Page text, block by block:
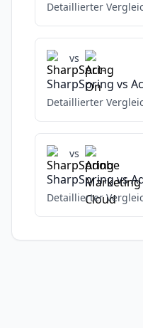
Detaillierter
vs
SharpSpring vs
Detaillierter
vs
SharpSpringvs
Detaillierter